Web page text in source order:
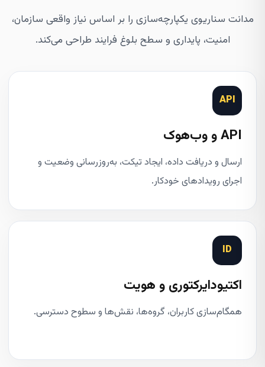
مدانت سناریوی یکپارچه‌سازی را بر اساس نیاز واقعی سازمان،
امنیت، پایداری و سطح بلوغ فرایند طراحی می‌کند.
API
API و وب‌هوک
ارسال و دریافت داده، ایجاد تیکت، به‌روزرسانی وضعیت و
اجرای رویدادهای خودکار.
ID
اکتیودایرکتوری و هویت
همگام‌سازی کاربران، گروه‌ها، نقش‌ها و سطوح دسترسی.